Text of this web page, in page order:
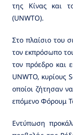
της Κίνας και
(UNWTO).
Στο πλαίσιο του
τον εκπρόσωπο
τον πρόεδρο και
UNWTO, κυρίους
οποίοι ζήτησαν
επόμενο Φόρουμ
Εντύπωση